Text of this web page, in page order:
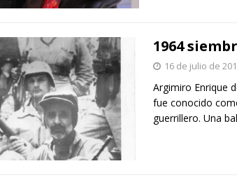
1964
16 de julio de
Argimiro Enrique
fue conocido
guerrillero. Una